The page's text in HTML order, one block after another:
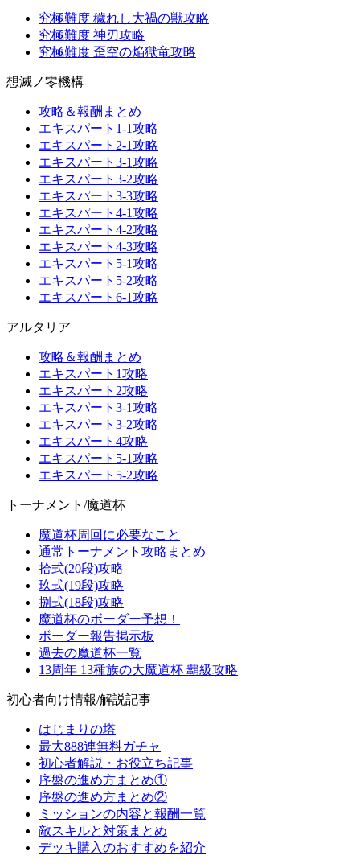
究極難度 穢れし大禍の獣攻略
究極難度 神刃攻略
究極難度 歪空の焔獄竜攻略
想滅ノ零機構
攻略＆報酬まとめ
エキスパート1-1攻略
エキスパート2-1攻略
エキスパート3-1攻略
エキスパート3-2攻略
エキスパート3-3攻略
エキスパート4-1攻略
エキスパート4-2攻略
エキスパート4-3攻略
エキスパート5-1攻略
エキスパート5-2攻略
エキスパート6-1攻略
アルタリア
攻略＆報酬まとめ
エキスパート1攻略
エキスパート2攻略
エキスパート3-1攻略
エキスパート3-2攻略
エキスパート4攻略
エキスパート5-1攻略
エキスパート5-2攻略
トーナメント/魔道杯
魔道杯周回に必要なこと
通常トーナメント攻略まとめ
拾式(20段)攻略
玖式(19段)攻略
捌式(18段)攻略
魔道杯のボーダー予想！
ボーダー報告掲示板
過去の魔道杯一覧
13周年 13種族の大魔道杯 覇級攻略
初心者向け情報/解説記事
はじまりの塔
最大888連無料ガチャ
初心者解説・お役立ち記事
序盤の進め方まとめ①
序盤の進め方まとめ②
ミッションの内容と報酬一覧
敵スキルと対策まとめ
デッキ購入のおすすめを紹介